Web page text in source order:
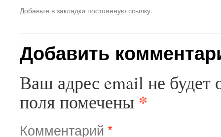
Добавьте в закладки постоянную ссылку.
Добавить
Ваш адрес email не будет
поля помечены *
Комментарий *